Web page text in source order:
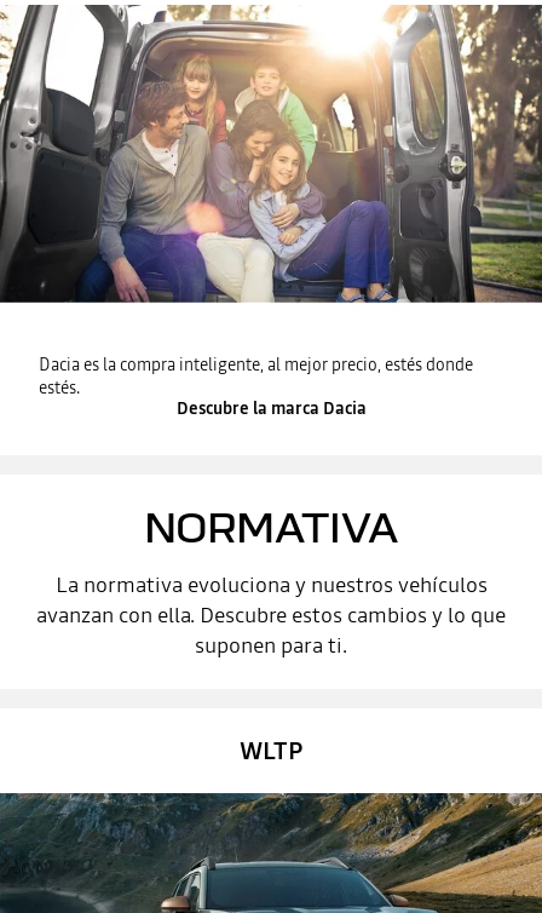
Dacia es la compra inteligente, al mejor precio, estés donde
estés.
Descubre la marca Dacia
NORMATIVA
La normativa evoluciona y nuestros vehículos
avanzan con ella. Descubre estos cambios y lo que
suponen para ti.
WLTP